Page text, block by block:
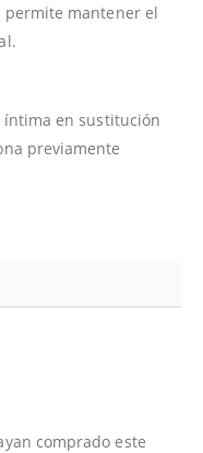
permite mantener el
en sustitución
previamente
comprado este